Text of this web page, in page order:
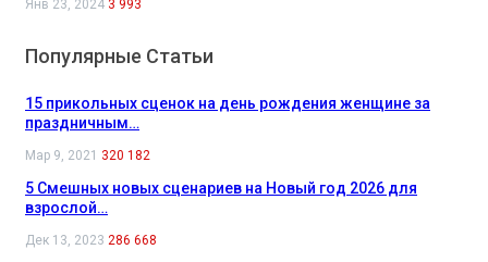
Янв 23, 2024 3 993
Популярные Статьи
15 прикольных сценок на день рождения женщине за
праздничным…
Мар 9, 2021 320 182
5 Смешных новых сценариев на Новый год 2026 для
взрослой…
Дек 13, 2023 286 668